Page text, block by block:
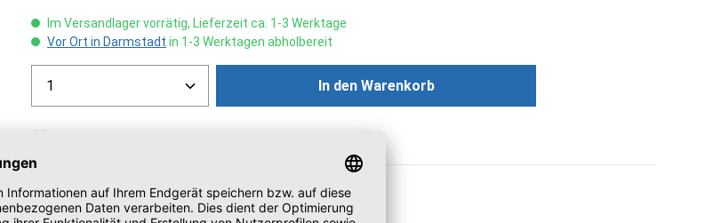
Im Versandlager vorrätig, Lieferzeit ca. 1-3 Werktage
Vor Ort in Darmstadt in 1-3 Werktagen abholbereit
Produkt Anzahl: Gib den gewünschten Wert ein oder benutze die
In den Warenkorb
Artikelnummer:1206650655
Herstellernummer:TN423M